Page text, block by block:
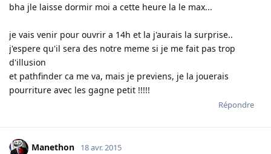
bha jle laisse dormir moi a cette heure la le max...
je vais venir pour ouvrir a 14h et la j'aurais la surprise..
j'espere qu'il sera des notre meme si je me fait pas trop
d'illusion
et pathfinder ca me va, mais je previens, je la jouerais
pourriture avec les gagne petit !!!!!
Répondre
Manethon 18 avr. 2015